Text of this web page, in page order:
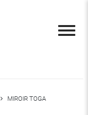
MIROIR TOGA